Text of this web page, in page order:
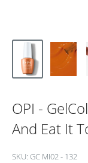
OPI -
And Eat It
SKU: GC MI02 - 132